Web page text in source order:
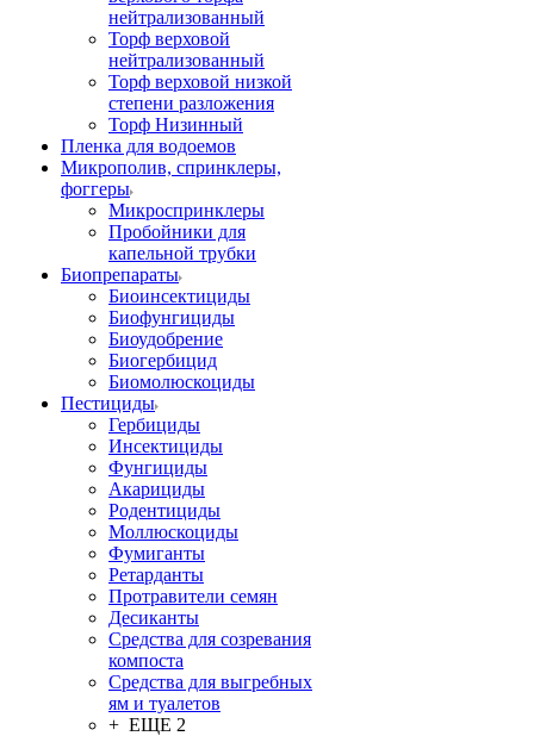
нейтрализованный
Торф верховой
нейтрализованный
Торф верховой низкой
степени разложения
Торф Низинный
Пленка для водоемов
Микрополив, спринклеры,
фоггеры
Микроспринклеры
Пробойники для
капельной трубки
Биопрепараты
Биоинсектициды
Биофунгициды
Биоудобрение
Биогербицид
Биомолюскоциды
Пестициды
Гербициды
Инсектициды
Фунгициды
Акарициды
Родентициды
Моллюскоциды
Фумиганты
Ретарданты
Протравители семян
Десиканты
Средства для созревания
компоста
Средства для выгребных
ям и туалетов
+ ЕЩЕ 2